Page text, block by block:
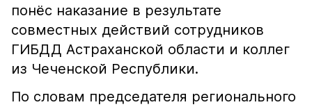
понёс наказание в результате
совместных действий сотрудников
ГИБДД Астраханской области и коллег
из Чеченской Республики.
По словам председателя регионального